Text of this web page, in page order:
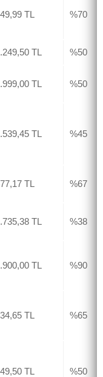
TL %70
TL %50
TL %50
TL %45
TL %67
TL %38
TL %90
TL %65
TL %50